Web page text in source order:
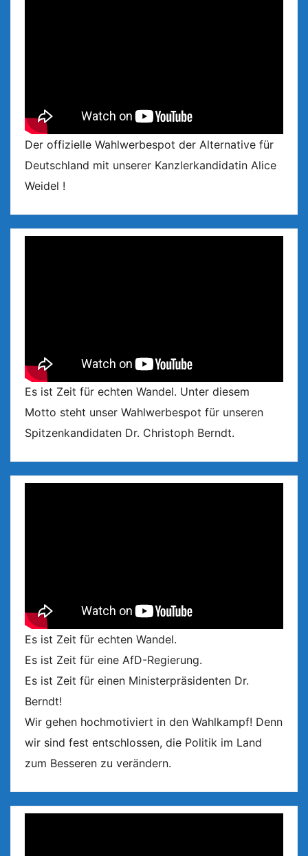
Der offizielle Wahlwerbespot der Alternative für
Deutschland mit unserer Kanzlerkandidatin Alice
Weidel !
Es ist Zeit für echten Wandel. Unter diesem
Motto steht unser Wahlwerbespot für unseren
Spitzenkandidaten Dr. Christoph Berndt.
Es ist Zeit für echten Wandel.
Es ist Zeit für eine AfD-Regierung.
Es ist Zeit für einen Ministerpräsidenten Dr.
Berndt!
Wir gehen hochmotiviert in den Wahlkampf! Denn
wir sind fest entschlossen, die Politik im Land
zum Besseren zu verändern.